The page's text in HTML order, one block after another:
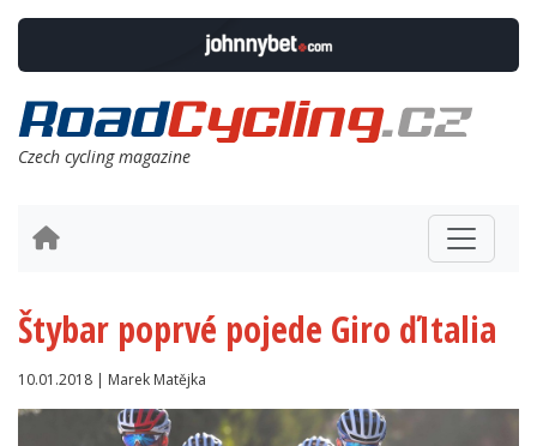
Czech cycling magazine
Štybar poprvé pojede Giro ďItalia
10.01.2018 | Marek Matějka